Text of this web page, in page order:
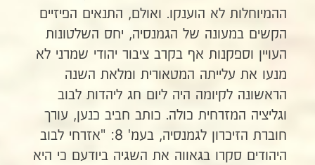
ההמיוחלות לא הוענקו. ואולם, התנאים הפיזיים
הקשים במעונה של הגמנסיה, יחס השלטונות
העויין וספקנות אף בקרב ציבור יהודי שמרני לא
מנעו את עלייתה המטאורית ומלאת השנה
הראשונה לקיומה היה ליום חג ליהדות לבוב
וגליציה המזרחית כולה. כותב חביב כנען, עורך
חוברת הזיכרון לגמנסיה, בעמ' 8: "אזרחי לבוב
היהודים סקרו בגאווה את השגיה ביודעם כי היא